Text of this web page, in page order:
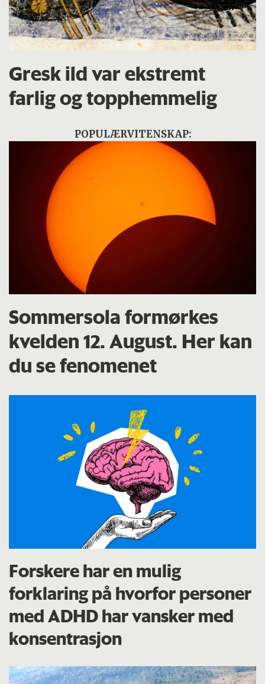
Gresk ild var ekstremt
farlig og topphemmelig
POPULÆRVITENSKAP:
Sommersola formørkes
kvelden 12. August. Her kan
du se fenomenet
Forskere har en mulig
forklaring på hvorfor personer
med ADHD har vansker med
konsentrasjon